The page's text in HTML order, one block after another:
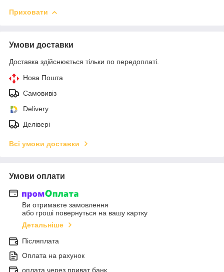
Приховати
Умови доставки
Доставка здійснюється тільки по передоплаті.
Нова Пошта
Самовивіз
Delivery
Делівері
Всі умови доставки
Умови оплати
Ви отримаєте замовлення
або гроші повернуться на вашу картку
Детальніше
Післяплата
Оплата на рахунок
оплата через приват банк